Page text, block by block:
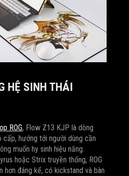
HỆ SINH THÁI
ROG, Flow Z13 KJP là dòng
cấp, hướng tới người dùng cần
muốn hy sinh hiệu năng.
hoặc Strix truyền thống, ROG
hơn đáng kể, có kickstand và bàn